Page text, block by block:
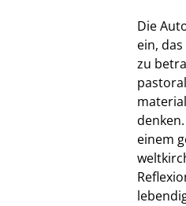
Die
ein,
zu
einem